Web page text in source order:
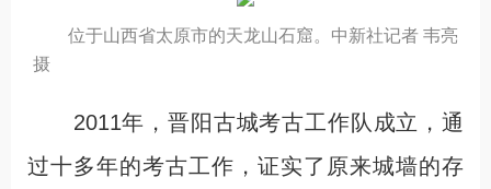
位于山西省太原市的天龙山石窟。中新社记者 韦亮
摄
2011年，晋阳古城考古工作队成立，通
过十多年的考古工作，证实了原来城墙的存